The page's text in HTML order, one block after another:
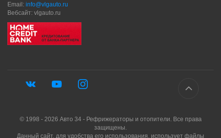
Email: info@vlgauto.ru
Вебсайт: vlgauto.ru
© 1998 - 2026 Авто 34 - Рефрижераторы и отопители. Все права
защищены.
Данный сайт, для удобства его использования, использует файлы